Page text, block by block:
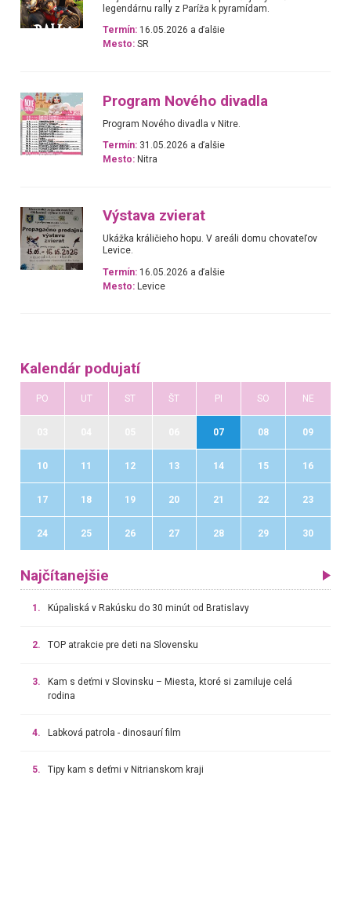
legendárnu rally z Paríža k pyramídam.
Termín: 16.05.2026 a ďalšie
Mesto: SR
Program Nového divadla
Program Nového divadla v Nitre.
Termín: 31.05.2026 a ďalšie
Mesto: Nitra
Výstava zvierat
Ukážka králičieho hopu. V areáli domu chovateľov
Levice.
Termín: 16.05.2026 a ďalšie
Mesto: Levice
Kalendár podujatí
PO UT ST ŠT PI SO NE
07 08 09
10 11 12 13 14 15 16
17 18 19 20 21 22 23
24 25 26 27 28 29 30
Najčítanejšie
1. Kúpaliská v Rakúsku do 30 minút od Bratislavy
2. TOP atrakcie pre deti na Slovensku
3.
Kam s deťmi v Slovinsku – Miesta, ktoré si zamiluje celá
rodina
4. Labková patrola - dinosaurí film
5. Tipy kam s deťmi v Nitrianskom kraji